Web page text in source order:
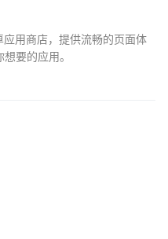
用商店，提供流畅的页面体
要的应用。